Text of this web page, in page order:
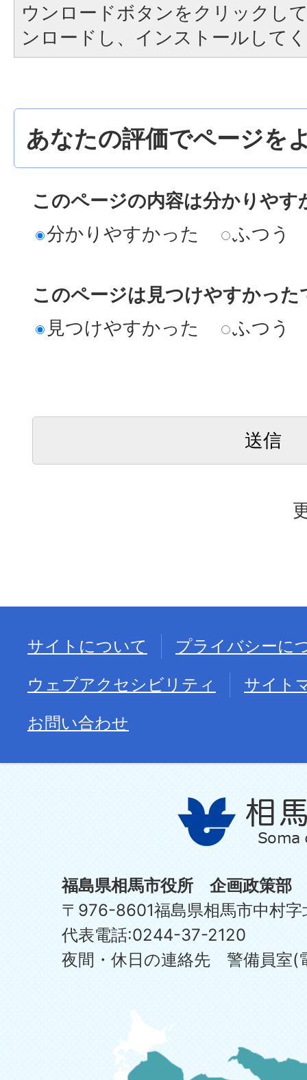
ウンロードボタンをクリックし
ンロードし、インストールして
あなたの評価でページを
このページの内容は分かりやす
分かりやすかった
ふつう
このページは見つけやすかった
見つけやすかった
ふつう
サイトについて
プライバシーに
ウェブアクセシビリティ
サイト
お問い合わせ
福島県相馬市役所 企画政策部
〒976-8601福島県相馬市中村
代表電話:0244-37-2120
夜間・休日の連絡先 警備員室